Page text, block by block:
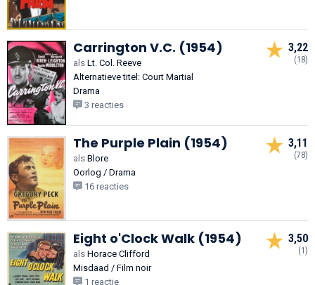
Carrington V.C. (1954)
als Lt. Col. Reeve
Alternatieve titel: Court Martial
Drama
3 reacties
3,22
(18)
The Purple Plain (1954)
als Blore
Oorlog / Drama
16 reacties
3,11
(78)
Eight o'Clock Walk (1954)
als Horace Clifford
Misdaad / Film noir
1 reactie
3,50
(1)